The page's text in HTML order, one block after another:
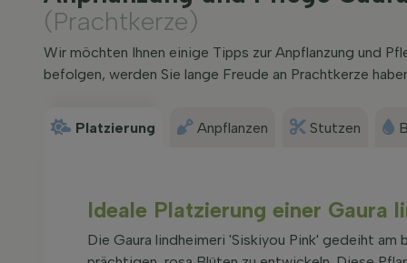
(Prachtkerze)
Wir möchten Ihnen einige Tipps zur Anpflanzung und
befolgen, werden Sie lange Freude an Prachtkerze
Platzierung Anpflanzen Stutzen
Ideale Platzierung einer Gaura
Die Gaura lindheimeri 'Siskiyou Pink' gedeiht